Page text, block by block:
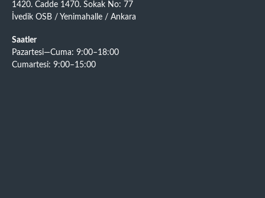
1420. Cadde 1470. Sokak No: 77
İvedik OSB / Yenimahalle / Ankara
Saatler
Pazartesi—Cuma: 9:00–18:00
Cumartesi: 9:00–15:00